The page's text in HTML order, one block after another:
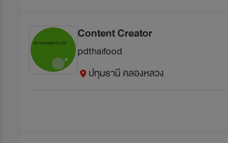
Content Creator
pdthaifood
ปทุมธานี คลองหลวง